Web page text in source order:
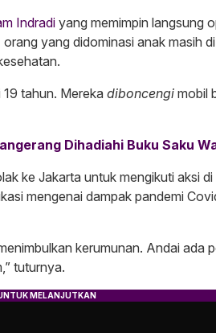
Indradiyang memimpin langsung
yang didominasi anak masih
tahun. Mereka diboncengi mobil
Dihadiahi Buku Saku
ke Jakarta untuk mengikuti aksi
mengenai dampak pandemi
kerumunan. Andai ada
tuturnya.